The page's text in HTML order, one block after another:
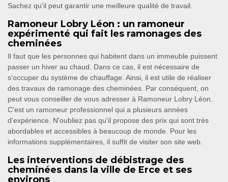
Sachez qu'il peut garantir une meilleure qualité de travail.
Ramoneur Lobry Léon : un ramoneur
expérimenté qui fait les ramonages des
cheminées
Il faut que les personnes qui habitent dans un immeuble puissent
passer un hiver au chaud. Dans ce cas, il est nécessaire de
s'occuper du système de chauffage. Ainsi, il est utile de réaliser
des travaux de ramonage des cheminées. Par conséquent, on
peut vous conseiller de vous adresser à Ramoneur Lobry Léon.
C'est un ramoneur professionnel qui a plusieurs années
d'expérience. N'oubliez pas qu'il propose des prix qui sont très
abordables et accessibles à beaucoup de monde. Pour les
informations supplémentaires, il suffit de visiter son site web.
Les interventions de débistrage des
cheminées dans la ville de Erce et ses
environs